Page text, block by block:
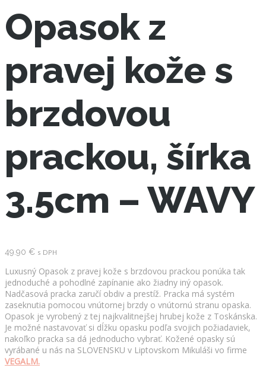
Opasok z
pravej kože s
brzdovou
prackou, šírka
3.5cm – WAVY
49.90 € s DPH
Luxusný Opasok z pravej kože s brzdovou prackou ponúka tak
jednoduché a pohodlné zapínanie ako žiadny iný opasok.
Nadčasová pracka zaručí obdiv a prestíž. Pracka má systém
zaseknutia pomocou vnútornej brzdy o vnútornú stranu opaska.
Opasok je vyrobený z tej najkvalitnejšej hrubej kože z Toskánska.
Je možné nastavovať si dĺžku opasku podľa svojich požiadaviek,
nakoľko pracka sa dá jednoducho vybrať. Kožené opasky sú
vyrábané u nás na SLOVENSKU v Liptovskom Mikuláši vo firme
VEGALM.